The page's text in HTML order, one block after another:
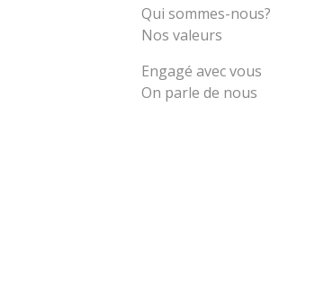
Qui sommes-nous?
Nos valeurs
Engagé avec vous
On parle de nous